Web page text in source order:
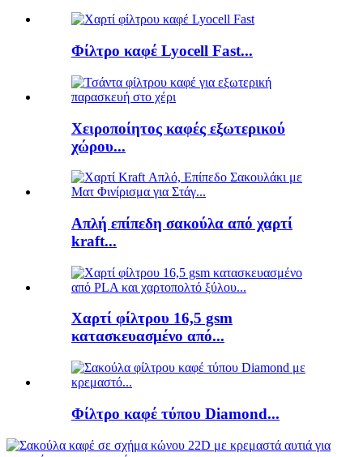
Φίλτρο καφέ Lyocell Fast...
Χειροποίητος καφές εξωτερικού
χώρου...
Απλή επίπεδη σακούλα από χαρτί
kraft...
Χαρτί φίλτρου 16,5 gsm
κατασκευασμένο από...
Φίλτρο καφέ τύπου Diamond...